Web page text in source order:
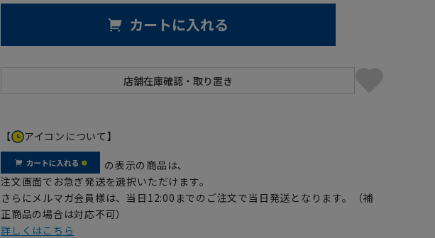
カートに入れる
【 アイコンについて】
の表示の商品は、
注文画面でお急ぎ発送を選択いただけます。
さらにメルマガ会員様は、当日12:00までのご注文で当日発送となります。（補
正商品の場合は対応不可）
詳しくはこちら